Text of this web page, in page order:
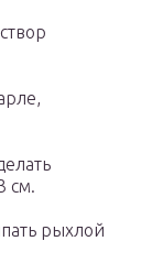
см.
рыхлой